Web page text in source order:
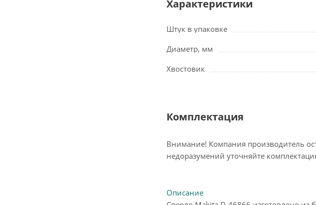
Характеристики
Штук в упаковке
Диаметр, мм
Хвостовик
Комплектация
Внимание! Компания производитель
недоразумений уточняйте
Описание